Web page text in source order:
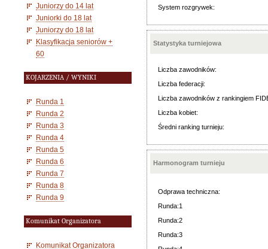
Juniorzy do 14 lat
Juniorki do 18 lat
Juniorzy do 18 lat
Klasyfikacja seniorów +
60
KOJARZENIA / WYNIKI
Runda 1
Runda 2
Runda 3
Runda 4
Runda 5
Runda 6
Runda 7
Runda 8
Runda 9
Komunikat Organizatora
Komunikat Organizatora
System rozgrywek:
Statystyka turniejowa
Liczba zawodników:
Liczba federacji:
Liczba zawodników z rankingiem
Liczba kobiet:
Średni ranking turnieju:
Harmonogram turnieju
Odprawa techniczna:
Runda:1
Runda:2
Runda:3